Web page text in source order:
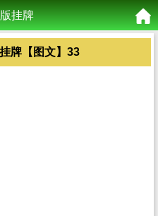
挂牌
牌【图文】33